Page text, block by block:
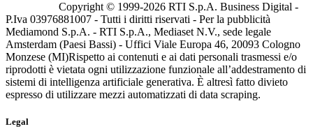
Copyright © 1999-2026 RTI S.p.A. Business Digital -
P.Iva 03976881007 - Tutti i diritti riservati - Per la pubblicità
Mediamond S.p.A. - RTI S.p.A., Mediaset N.V., sede legale
Amsterdam (Paesi Bassi) - Uffici Viale Europa 46, 20093 Cologno
Monzese (MI)Rispetto ai contenuti e ai dati personali trasmessi e/o
riprodotti è vietata ogni utilizzazione funzionale all’addestramento di
sistemi di intelligenza artificiale generativa. È altresì fatto divieto
espresso di utilizzare mezzi automatizzati di data scraping.
Legal